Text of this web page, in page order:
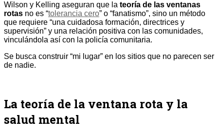
Wilson y Kelling aseguran que la teoría de las ventanas
rotas no es “tolerancia cero” o “fanatismo”, sino un método
que requiere “una cuidadosa formación, directrices y
supervisión” y una relación positiva con las comunidades,
vinculándola así con la policía comunitaria.
Se busca construir “mi lugar” en los sitios que no parecen ser
de nadie.
La teoría de la ventana rota y la
salud mental